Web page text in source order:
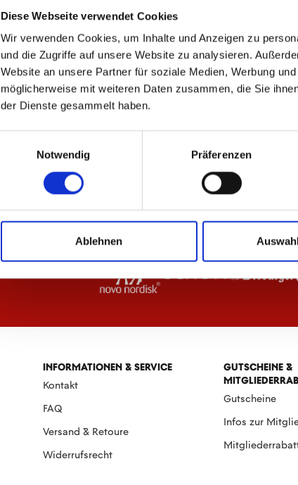
Diese Webseite verwendet Cookies
Wir verwenden Cookies, um Inhalte und Anzeigen zu
und die Zugriffe auf unsere Website zu analysieren.
Website an unsere Partner für soziale Medien, Werbung
möglicherweise mit weiteren Daten zusammen, die Sie
der Dienste gesammelt haben.
Notwendig
Präferenzen
Ablehnen
INFORMATIONEN & SERVICE
Kontakt
FAQ
Versand & Retoure
Widerrufsrecht
GUTSCHEINE &
Gutscheine
Infos zur